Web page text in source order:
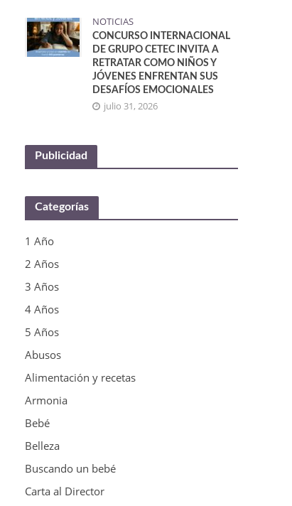
NOTICIAS
CONCURSO INTERNACIONAL
DE GRUPO CETEC INVITA A
RETRATAR COMO NIÑOS Y
JÓVENES ENFRENTAN SUS
DESAFÍOS EMOCIONALES
julio 31, 2026
Publicidad
Categorías
1 Año
2 Años
3 Años
4 Años
5 Años
Abusos
Alimentación y recetas
Armonia
Bebé
Belleza
Buscando un bebé
Carta al Director